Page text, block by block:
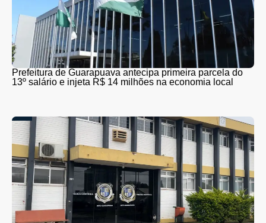
Prefeitura de Guarapuava antecipa primeira parcela do
13º salário e injeta R$ 14 milhões na economia local